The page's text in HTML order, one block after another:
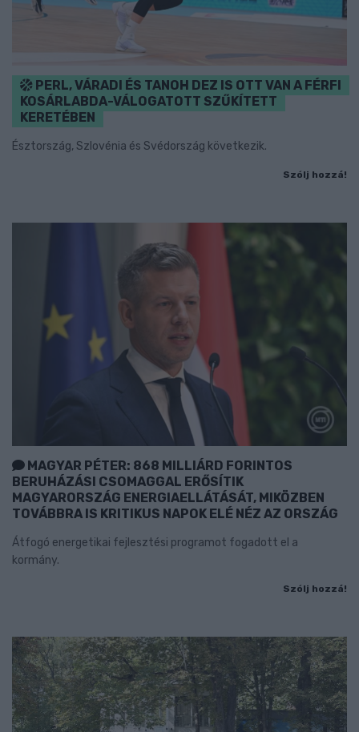
PERL, VÁRADI ÉS TANOH DEZ IS OTT VAN A FÉRFI
KOSÁRLABDA-VÁLOGATOTT SZŰKÍTETT
KERETÉBEN
Észtország, Szlovénia és Svédország következik.
Szólj hozzá!
MAGYAR PÉTER: 868 MILLIÁRD FORINTOS
BERUHÁZÁSI CSOMAGGAL ERŐSÍTIK
MAGYARORSZÁG ENERGIAELLÁTÁSÁT, MIKÖZBEN
TOVÁBBRA IS KRITIKUS NAPOK ELÉ NÉZ AZ ORSZÁG
Átfogó energetikai fejlesztési programot fogadott el a
kormány.
Szólj hozzá!